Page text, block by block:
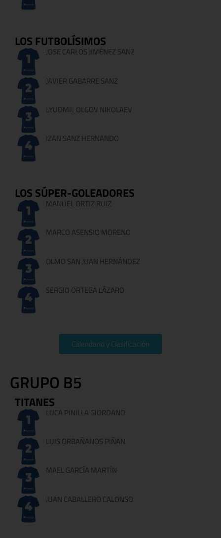
LOS FUTBOLÍSIMOS
JOSE CARLOS JIMÉNEZ SANZ
JAVIER GABARRE SANZ
LYUDMIL OLGOV NIKOLAEV
IZAN SANZ HERNANDO
LOS SÚPER-GOLEADORES
MANUEL ORTIZ RUIZ
MARCO ASENSIO MORENO
OLMO SAN JUAN HERNÁNDEZ
SERGIO ORTEGA LÁZARO
Calendario y Clasificación
GRUPO B5
TITANES
LUCA PINILLA GIORDANO
LUIS ORBAÑANOS PIÑAN
MAEL GARCÍA MARTÍN
JUAN CABALLERO CALONSO